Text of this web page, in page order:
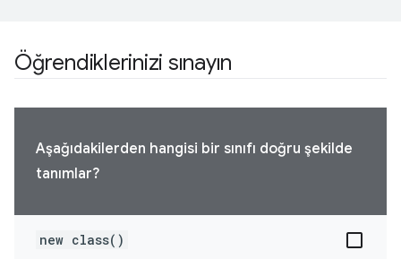
Öğrendiklerinizi sınayın
Aşağıdakilerden hangisi bir sınıfı doğru şekilde
tanımlar?
new class()